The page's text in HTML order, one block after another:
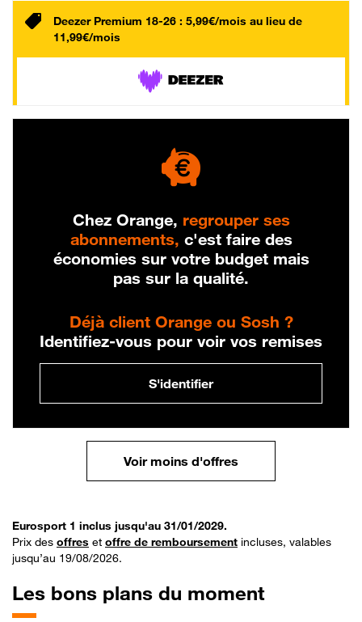
Deezer Premium 18-26 : 5,99€/mois au lieu de
11,99€/mois
Chez Orange, regrouper ses
abonnements, c'est faire des
économies sur votre budget mais
pas sur la qualité.
Déjà client Orange ou Sosh ?
Identifiez-vous pour voir vos remises
S'identifier
Voir moins d'offres
Eurosport 1 inclus jusqu'au 31/01/2029.
Prix des offres et offre de remboursement incluses, valables
jusqu’au 19/08/2026.
Les bons plans du moment